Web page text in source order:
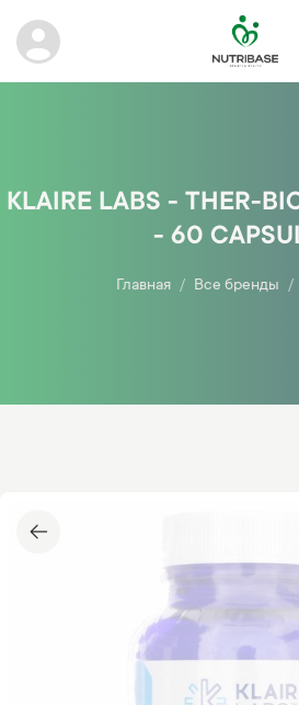
KLAIRE LABS - THER-
- 60
Главная Все бренды